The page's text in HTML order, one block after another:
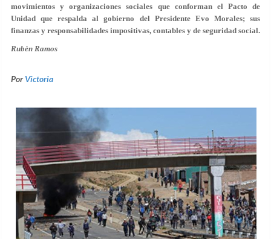
movimientos y organizaciones sociales que conforman el Pacto de
Unidad que respalda al gobierno del Presidente Evo Morales; sus
finanzas y responsabilidades impositivas, contables y de seguridad social.
Rubèn Ramos
PorVictoria